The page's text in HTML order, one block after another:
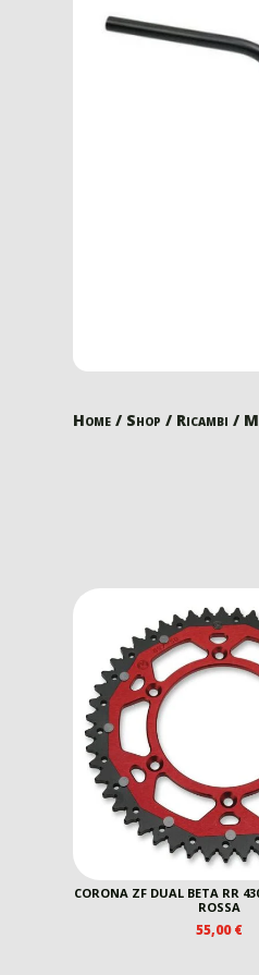
Home / Shop / Ricambi /
CORONA ZF DUAL BETA RR
ROSSA
55,00€